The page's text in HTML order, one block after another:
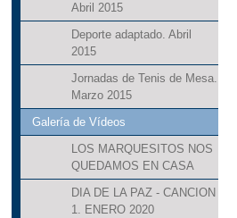
Abril 2015
Deporte adaptado. Abril
2015
Jornadas de Tenis de Mesa.
Marzo 2015
Galería de Vídeos
LOS MARQUESITOS NOS
QUEDAMOS EN CASA
DIA DE LA PAZ - CANCION
1. ENERO 2020